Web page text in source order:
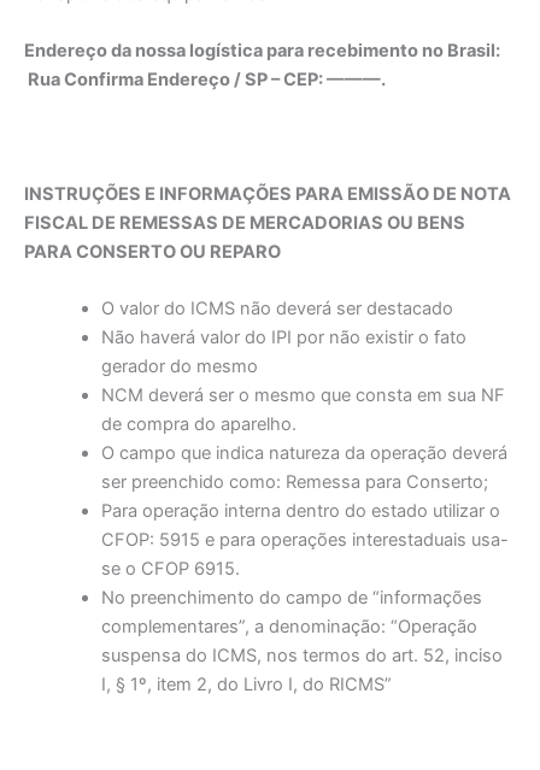
Endereço da nossa logística para recebimento no Brasil:
Rua Confirma Endereço / SP – CEP: ———.
INSTRUÇÕES E INFORMAÇÕES PARA EMISSÃO DE NOTA
FISCAL DE REMESSAS DE MERCADORIAS OU BENS
PARA CONSERTO OU REPARO
O valor do ICMS não deverá ser destacado
Não haverá valor do IPI por não existir o fato
gerador do mesmo
NCM deverá ser o mesmo que consta em sua NF
de compra do aparelho.
O campo que indica natureza da operação deverá
ser preenchido como: Remessa para Conserto;
Para operação interna dentro do estado utilizar o
CFOP: 5915 e para operações interestaduais usa-
se o CFOP 6915.
No preenchimento do campo de “informações
complementares”, a denominação: “Operação
suspensa do ICMS, nos termos do art. 52, inciso
I, § 1º, item 2, do Livro I, do RICMS”